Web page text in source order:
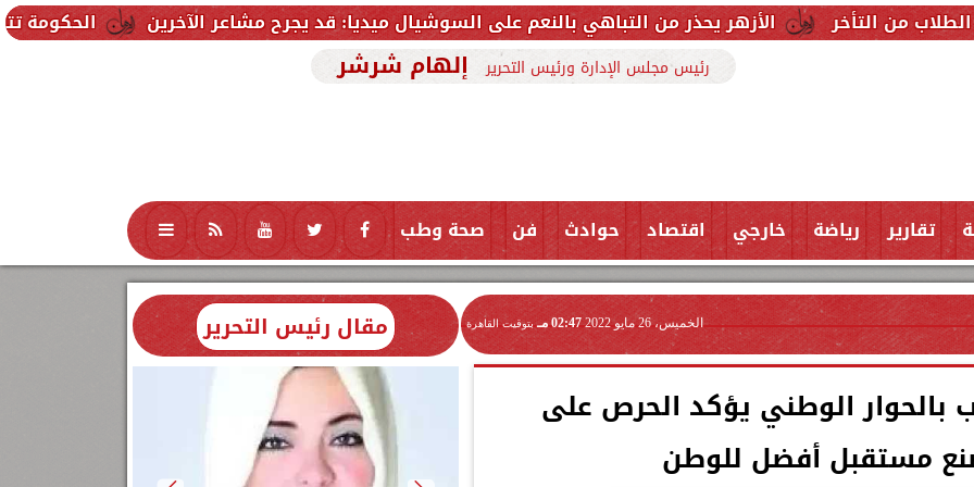
الحكومة تتلقى 229 ألف شكوى وطلب واستفسار خلال يوليو.. ومدبولي يوجه بسرعة الاستجابة للمواطنين الأزهر يحذر من التباهي بالنعم على السوشيال ميديا: قد يجرح مشاعر الآخرين
رئيس مجلس الإدارة ورئيس التحرير إلهام شرشر
تقارير رياضة خارجي اقتصاد حوادث فن صحة وطب تكنولوجيا منوعات محافظات
الخميس، 26 مايو 2022 02:47 مـ بتوقيت القاهرة
بالحوار الوطني يؤكد الحرص على
مستقبل أفضل للوطن
مقال رئيس التحرير